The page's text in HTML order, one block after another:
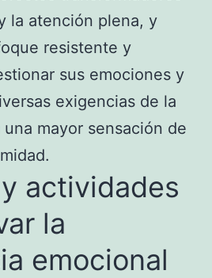
la atención plena, y
resistente y
sus emociones y
exigencias de la
mayor sensación de
actividades
la
emocional